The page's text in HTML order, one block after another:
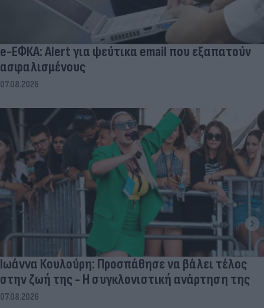
e-ΕΦΚΑ: Alert για ψεύτικα email που εξαπατούν
ασφαλισμένους
07.08.2026
Ιωάννα Κουλούρη: Προσπάθησε να βάλει τέλος
στην ζωή της - Η συγκλονιστική ανάρτηση της
07.08.2026